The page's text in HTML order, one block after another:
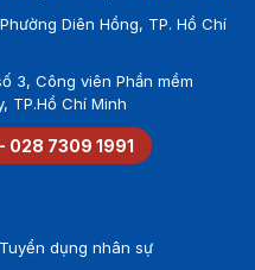
Diên Hồng, TP. Hồ Chí
3, Công viên Phần mềm
TP.Hồ Chí Minh
- 028 7309 1991
Tuyển dụng nhân sự